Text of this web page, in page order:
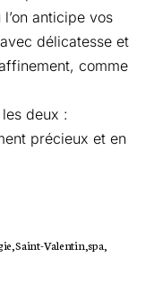
anticipe vos
délicatesse et
comme
deux :
précieux et en
Saint-Valentin spa